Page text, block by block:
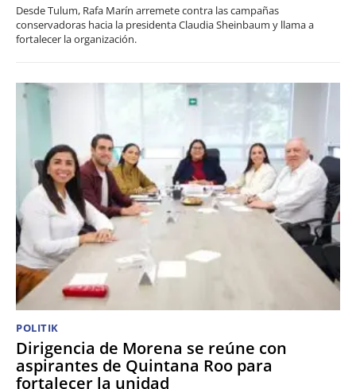
Desde Tulum, Rafa Marín arremete contra las campañas
conservadoras hacia la presidenta Claudia Sheinbaum y llama a
fortalecer la organización.
POLITIK
Dirigencia de Morena se reúne con
aspirantes de Quintana Roo para
fortalecer la unidad